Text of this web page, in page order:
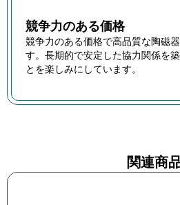
競争力のある価格
競争力のある価格で高品質な陶磁
す。長期的で安定した協力関係を
とを楽しみにしています。
関連商